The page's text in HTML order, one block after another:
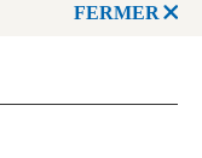
FERMER